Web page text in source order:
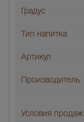
Градус
Тип напитка
Артикул
Производитель
Условия продаж: